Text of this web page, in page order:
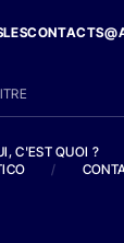
C'EST QUOI ?
/